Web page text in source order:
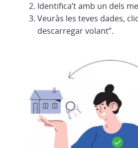
Identifica’t amb un dels
Veuràs les teves dades,
descarregar volant”.